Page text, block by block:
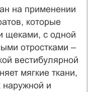
на применении
которые
щеками, с одной
отростками –
вестибулярной
мягкие ткани,
и